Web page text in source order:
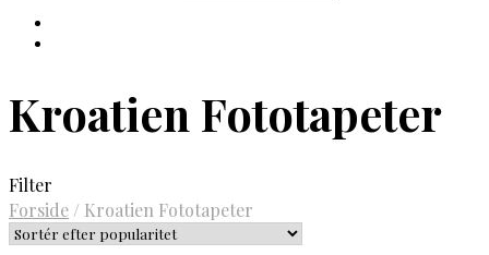
Kroatien Fototapeter
Filter
Forside / Kroatien Fototapeter